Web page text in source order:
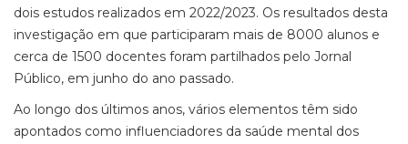
dois estudos realizados em 2022/2023. Os resultados desta
investigação em que participaram mais de 8000 alunos e
cerca de 1500 docentes foram partilhados pelo Jornal
Público, em junho do ano passado.
Ao longo dos últimos anos, vários elementos têm sido
apontados como influenciadores da saúde mental dos